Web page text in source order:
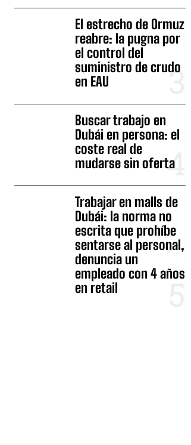
El estrecho de Ormuz
reabre: la pugna por
el control del
suministro de crudo
en EAU
Buscar trabajo en
Dubái en persona: el
coste real de
mudarse sin oferta
Trabajar en malls de
Dubái: la norma no
escrita que prohíbe
sentarse al personal,
denuncia un
empleado con 4 años
en retail